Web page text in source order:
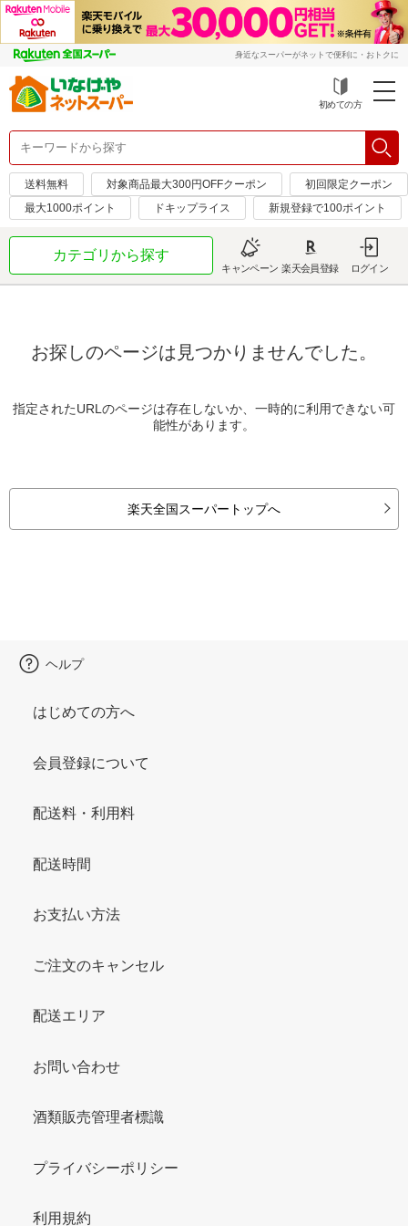
身近なスーパーがネットで便利に・おトクに
初めての方
送料無料 対象商品最大300円OFFクーポン
初回限定クーポン
最大1000ポイント
ドキップライス 新規登録で100ポイント
カテゴリから探す
キャンペーン 楽天会員登録 ログイン
お探しのページは見つかりませんでした。
指定されたURLのページは存在しないか、一時的に利用できない可
能性があります。
楽天全国スーパートップへ
ヘルプ
はじめての方へ
会員登録について
配送料・利用料
配送時間
お支払い方法
ご注文のキャンセル
配送エリア
お問い合わせ
酒類販売管理者標識
プライバシーポリシー
利用規約